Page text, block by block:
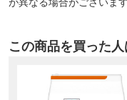
この商品を買った